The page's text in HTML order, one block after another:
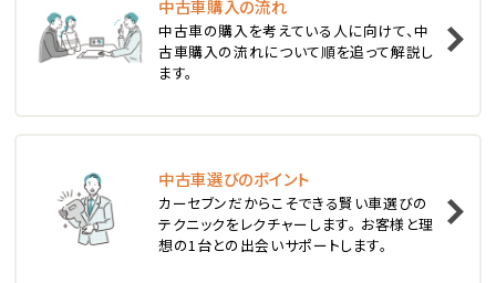
1位
2位
スバル
レガシィツーリングワゴン
中古車購入の流れ
中古車の購入を考えている人に向けて、中
古車購入の流れについて順を追って解説し
ます。
中古車選びのポイント
カーセブンだからこそできる賢い車選びの
テクニックをレクチャーします。 お客様と理
想の1台との出会いサポートします。